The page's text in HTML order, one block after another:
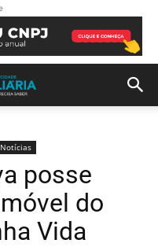
posse
do
Vida